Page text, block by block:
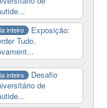
inteiro
Exposição:
Tudo.
inteiro
Desafio
de